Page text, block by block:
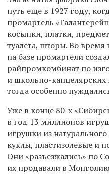
путь еще в 1927 году,
промартель
косынки, платки,
туалета, шторы. Во
на базе промартели
райпромкомбинат по
и школьно-
тогда особенно
Уже в конце 80-х
в год 13 миллионов
игрушки из
куклы, пластизолевые и
Они «разъезжались» по
их продавали в